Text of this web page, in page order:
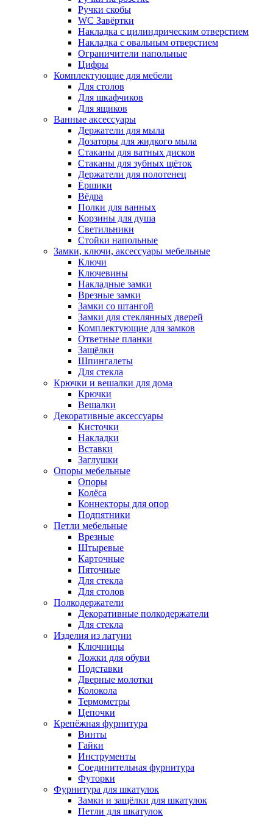
Ручки скобы
WC Завёртки
Накладка с цилиндрическим отверстием
Накладка с овальным отверстием
Ограничители напольные
Цифры
Комплектующие для мебели
Для столов
Для шкафчиков
Для ящиков
Ванные аксессуары
Держатели для мыла
Дозаторы для жидкого мыла
Стаканы для ватных дисков
Стаканы для зубных щёток
Держатели для полотенец
Ёршики
Вёдра
Полки для ванных
Корзины для душа
Светильники
Стойки напольные
Замки, ключи, аксессуары мебельные
Ключи
Ключевины
Накладные замки
Врезные замки
Замки со штангой
Замки для стеклянных дверей
Комплектующие для замков
Ответные планки
Защёлки
Шпингалеты
Для стекла
Крючки и вешалки для дома
Крючки
Вешалки
Декоративные аксессуары
Кисточки
Накладки
Вставки
Заглушки
Опоры мебельные
Опоры
Колёса
Коннекторы для опор
Подпятники
Петли мебельные
Врезные
Штыревые
Карточные
Пяточные
Для стекла
Для столов
Полкодержатели
Декоративные полкодержатели
Для стекла
Изделия из латуни
Ключницы
Ложки для обуви
Подставки
Дверные молотки
Колокола
Термометры
Цепочки
Крепёжная фурнитура
Винты
Гайки
Инструменты
Соединительная фурнитура
Футорки
Фурнитура для шкатулок
Замки и защёлки для шкатулок
Петли для шкатулок